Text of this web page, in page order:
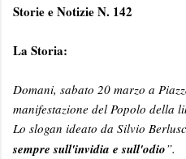
Storie e Notizie N. 142
La Storia:
Domani, sabato 20 marzo a
manifestazione del Popolo della
Lo slogan ideato da Silvio
sempre sull'invidia e sull'odio”.